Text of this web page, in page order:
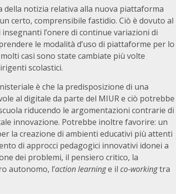
notizia relativa alla nuova piattaforma
certo, comprensibile fastidio. Ciò è dovuto al
l’onere di continue variazioni di
le modalità d’uso di piattaforme per lo
casi sono state cambiate più volte
scolastici.
è che la predisposizione di una
al digitale da parte del MIUR e ciò potrebbe
riducendo le argomentazioni contrarie di
innovazione. Potrebbe inoltre favorire: un
la creazione di ambienti educativi più attenti
di approcci pedagogici innovativi idonei a
dei problemi, il pensiero critico, la
autonomo, l’action learninge il co-workingtra